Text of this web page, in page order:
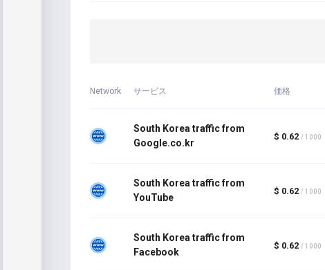
Network サービス 価格
South Korea traffic from
Google.co.kr
$ 0.62 / 1000
South Korea traffic from
YouTube
$ 0.62 / 1000
South Korea traffic from
Facebook
$ 0.62 / 1000